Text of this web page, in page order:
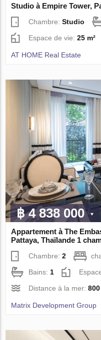
Studio à Empire Tower,
Chambre:Studio
Espace de vie:25 m²
AT HOME Real Estate
฿ 4 838 000
Appartement à The
Pattaya, Thaïlande 1
Chambre:2
Bains:1
Distance à la mer:
Matrix Development Group